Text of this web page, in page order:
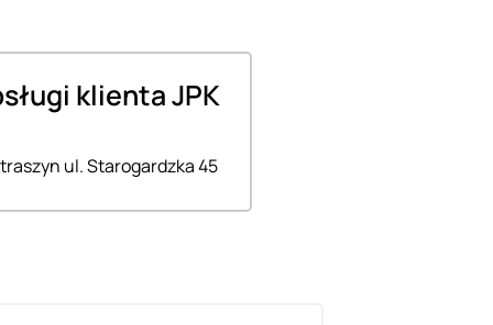
klienta JPK
ul. Starogardzka 45